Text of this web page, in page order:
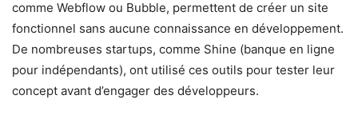
comme Webflow ou Bubble, permettent de créer un site
fonctionnel sans aucune connaissance en développement.
De nombreuses startups, comme Shine (banque en ligne
pour indépendants), ont utilisé ces outils pour tester leur
concept avant d’engager des développeurs.